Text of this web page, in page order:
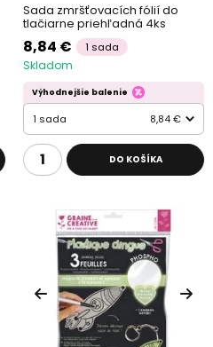
Sada zmršťovacích fólií do
tlačiarne priehľadná 4ks
8,84 € 1 sada
Skladom
Výhodnejšie balenie
1 sada 8,84 €
DO KOŠÍKA